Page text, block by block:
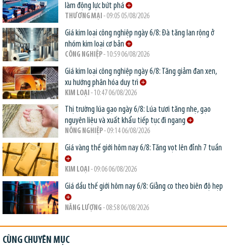
làm động lực bứt phá
THƯƠNG MẠI - 09:05 05/08/2026
Giá kim loại công nghiệp ngày 6/8: Đà tăng lan rộng ở
nhóm kim loại cơ bản
CÔNG NGHIỆP- 10:59 06/08/2026
Giá kim loại công nghiệp ngày 6/8: Tăng giảm đan xen,
xu hướng phân hóa duy trì
KIM LOẠI - 10:47 06/08/2026
Thị trường lúa gạo ngày 6/8: Lúa tươi tăng nhẹ, gạo
nguyên liệu và xuất khẩu tiếp tục đi ngang
NÔNG NGHIỆP- 09:14 06/08/2026
Giá vàng thế giới hôm nay 6/8: Tăng vọt lên đỉnh 7 tuần
KIM LOẠI - 09:06 06/08/2026
Giá dầu thế giới hôm nay 6/8: Giằng co theo biên độ hẹp
NĂNG LƯỢNG - 08:58 06/08/2026
CÙNG CHUYÊN MỤC